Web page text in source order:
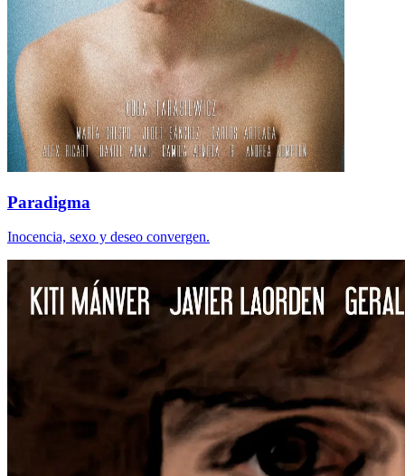
Paradigma
Inocencia, sexo y deseo convergen.